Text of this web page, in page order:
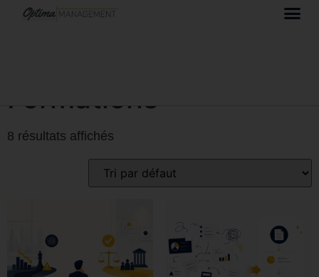
Formations
8 résultats affichés